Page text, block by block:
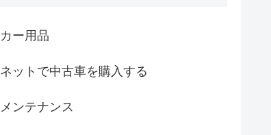
カー用品
ネットで中古車を購入する
メンテナンス